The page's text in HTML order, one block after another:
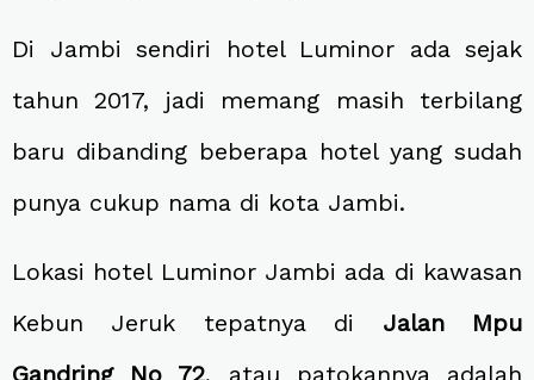
Di Jambi sendiri hotel Luminor ada sejak
tahun 2017, jadi memang masih terbilang
baru dibanding beberapa hotel yang sudah
punya cukup nama di kota Jambi.
Lokasi hotel Luminor Jambi ada di kawasan
Kebun Jeruk tepatnya di Jalan Mpu
Gandring No 72, atau patokannya adalah